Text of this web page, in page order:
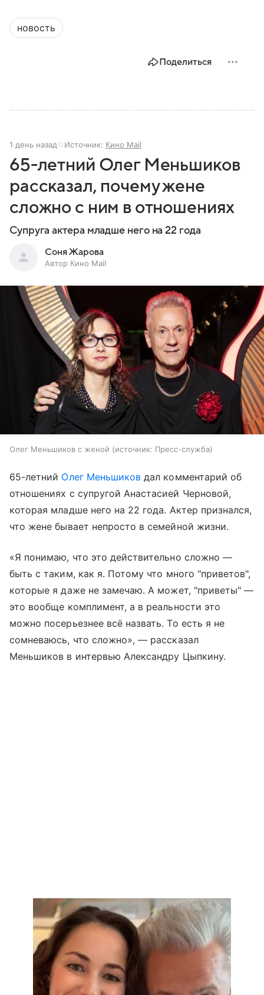
новость
Поделиться
1 день назад Источник: Кино Mail
65-летний Олег Меньшиков
рассказал, почему жене
сложно с ним в отношениях
Супруга актера младше него на 22 года
Соня Жарова
Автор Кино Mail
Олег Меньшиков с женой источник: Пресс-служба
65-летний Олег Меньшиков дал комментарий об
отношениях с супругой Анастасией Черновой,
которая младше него на 22 года. Актер признался,
что жене бывает непросто в семейной жизни.
«Я понимаю, что это действительно сложно —
быть с таким, как я. Потому что много "приветов",
которые я даже не замечаю. А может, "приветы" —
это вообще комплимент, а в реальности это
можно посерьезнее всё назвать. То есть я не
сомневаюсь, что сложно», — рассказал
Меньшиков в интервью Александру Цыпкину.